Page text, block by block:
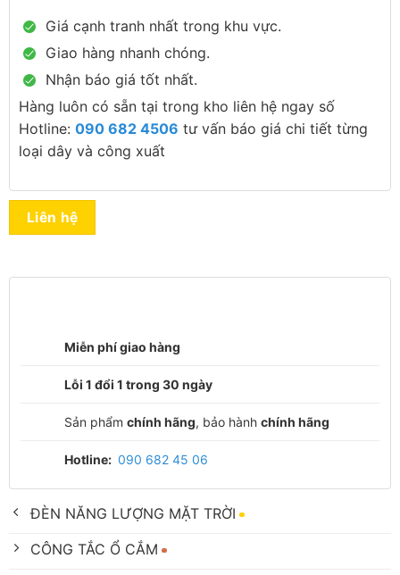
Giá cạnh tranh nhất trong khu vực.
Giao hàng nhanh chóng.
Nhận báo giá tốt nhất.
Hàng luôn có sẵn tại trong kho liên hệ ngay số
Hotline: 090 682 4506 tư vấn báo giá chi tiết từng
loại dây và công xuất
Liên hệ
Miễn phí giao hàng
Lỗi 1 đổi 1 trong 30 ngày
Sản phẩm chính hãng, bảo hành chính hãng
Hotline: 090 682 45 06
ĐÈN NĂNG LƯỢNG MẶT TRỜI
CÔNG TẮC Ổ CẮM